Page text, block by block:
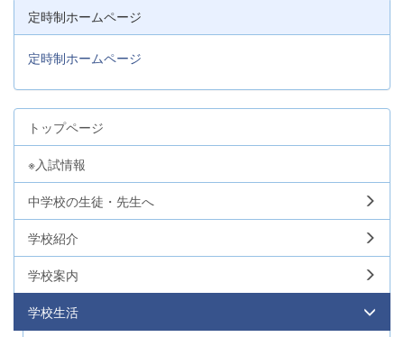
定時制ホームページ
定時制ホームページ
トップページ
※入試情報
中学校の生徒・先生へ
学校紹介
学校案内
学校生活